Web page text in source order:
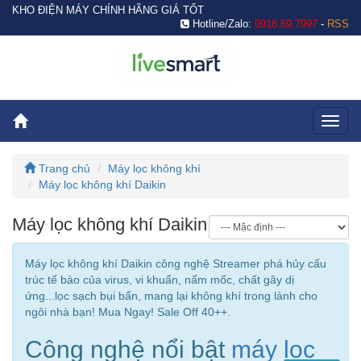
KHO ĐIỆN MÁY CHÍNH HÃNG GIÁ TỐT
Hotline/Zalo: 0918.69.7997 - RSS
Trang chủ
Máy lọc không khí
Máy lọc không khí Daikin
Máy lọc không khí Daikin
Máy lọc không khí Daikin công nghệ Streamer phá hủy cấu
trúc tế bào của virus, vi khuẩn, nấm mốc, chất gây dị
ứng...lọc sạch bụi bẩn, mang lại không khí trong lành cho
ngôi nhà bạn! Mua Ngay! Sale Off 40++.
Công nghệ nổi bật máy lọc